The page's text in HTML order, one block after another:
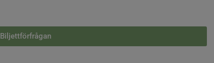
Biljettförfrågan